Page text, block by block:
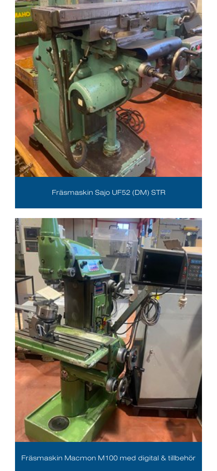
Fräsmaskin Sajo UF52 (DM) STR
Fräsmaskin Macmon M100 med digital & tillbehör